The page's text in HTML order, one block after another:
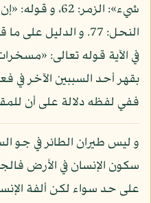
شيء»: الزمر: 62،
النحل: 77. و الدليل
في الآية قوله تعالى:
بقهر أحد السببين الآخر في
ففي لفظه دلالة على أن
و ليس طيران الطائر في جو
سكون الإنسان في الأرض
على حد سواء لكن ألفة